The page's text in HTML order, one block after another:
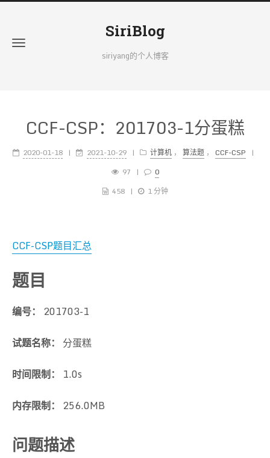
SiriBlog
siriyang的个人博客
CCF-CSP：201703-1分蛋糕
2020-01-18 2021-10-29 计算机 ， 算法题 ， CCF-CSP
97
0
458
1 分钟
CCF-CSP题目汇总
题目
编号： 201703-1
试题名称： 分蛋糕
时间限制：
1.0s
内存限制： 256.0MB
问题描述